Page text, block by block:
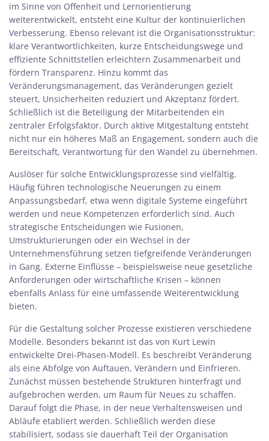
im Sinne von Offenheit und Lernorientierung
weiterentwickelt, entsteht eine Kultur der kontinuierlichen
Verbesserung. Ebenso relevant ist die Organisationsstruktur:
klare Verantwortlichkeiten, kurze Entscheidungswege und
effiziente Schnittstellen erleichtern Zusammenarbeit und
fördern Transparenz. Hinzu kommt das
Veränderungsmanagement, das Veränderungen gezielt
steuert, Unsicherheiten reduziert und Akzeptanz fördert.
Schließlich ist die Beteiligung der Mitarbeitenden ein
zentraler Erfolgsfaktor. Durch aktive Mitgestaltung entsteht
nicht nur ein höheres Maß an Engagement, sondern auch die
Bereitschaft, Verantwortung für den Wandel zu übernehmen.
Auslöser für solche Entwicklungsprozesse sind vielfältig.
Häufig führen technologische Neuerungen zu einem
Anpassungsbedarf, etwa wenn digitale Systeme eingeführt
werden und neue Kompetenzen erforderlich sind. Auch
strategische Entscheidungen wie Fusionen,
Umstrukturierungen oder ein Wechsel in der
Unternehmensführung setzen tiefgreifende Veränderungen
in Gang. Externe Einflüsse – beispielsweise neue gesetzliche
Anforderungen oder wirtschaftliche Krisen – können
ebenfalls Anlass für eine umfassende Weiterentwicklung
bieten.
Für die Gestaltung solcher Prozesse existieren verschiedene
Modelle. Besonders bekannt ist das von Kurt Lewin
entwickelte Drei-Phasen-Modell. Es beschreibt Veränderung
als eine Abfolge von Auftauen, Verändern und Einfrieren.
Zunächst müssen bestehende Strukturen hinterfragt und
aufgebrochen werden, um Raum für Neues zu schaffen.
Darauf folgt die Phase, in der neue Verhaltensweisen und
Abläufe etabliert werden. Schließlich werden diese
stabilisiert, sodass sie dauerhaft Teil der Organisation